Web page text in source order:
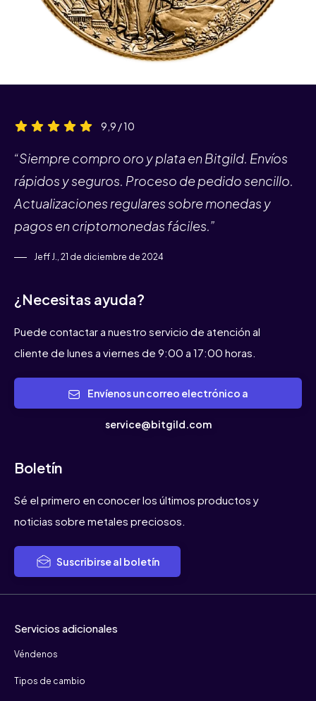
9,9 / 10
“Siempre compro oro y plata en Bitgild. Envíos
rápidos y seguros. Proceso de pedido sencillo.
Actualizaciones regulares sobre monedas y
pagos en criptomonedas fáciles.”
Jeff J., 21 de diciembre de 2024
¿Necesitas ayuda?
Puede contactar a nuestro servicio de atención al
cliente de lunes a viernes de 9:00 a 17:00 horas.
service@bitgild.com
Boletín
Sé el primero en conocer los últimos productos y
noticias sobre metales preciosos.
Suscribirse al boletín
Servicios adicionales
Véndenos
Tipos de cambio